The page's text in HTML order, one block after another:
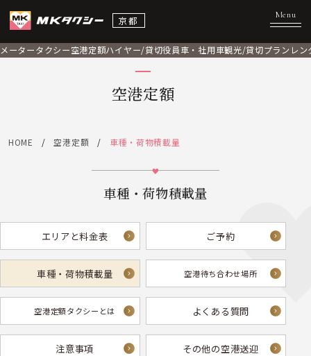
京都
メータータクシー空港定額ハイヤー/貸切役員車・社用車観光/貸切プラン レ
空港定額
HOME 空港定額 車種・荷物積載量
車種・荷物積載量
エリアと料金表 ご予約
車種・荷物積載量 空港待ち合わせ場所
空港定額タクシーとは よくある質問
注意事項 その他の空港送迎